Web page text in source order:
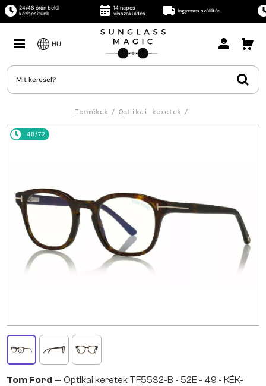
24/48 órán belül
kézbesítünk
14 napos
visszaküldés
Ingyenes szállítás
HU
Termékek Optikai keretek
48/72
Tom Ford — Optikai keretek TF5532-B - 52E - 49 - KÉK-